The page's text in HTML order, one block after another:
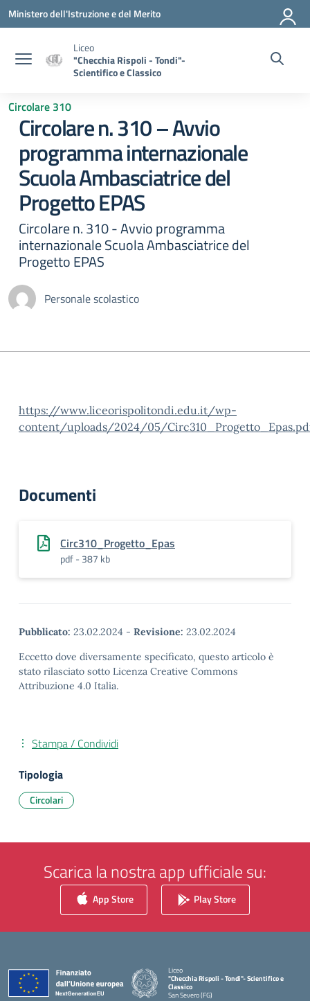
Vai ai contenuti
Vai al menu di navigazione
Vai al footer
Ministero dell'Istruzione e del Merito
Liceo
"Checchia Rispoli - Tondi"-
Scientifico e Classico
Circolare 310
Circolare n. 310 – Avvio
programma internazionale
Scuola Ambasciatrice del
Progetto EPAS
Circolare n. 310 - Avvio programma
internazionale Scuola Ambasciatrice del
Progetto EPAS
Personale scolastico
https://www.liceorispolitondi.edu.it/wp-
content/uploads/2024/05/
Documenti
Circ310_Progetto_Epas
pdf - 387 kb
Pubblicato: 23.02.2024 - Revisione: 23.02.2024
Eccetto dove diversamente specificato, questo articolo è
stato rilasciato sotto Licenza Creative Commons
Attribuzione 4.0 Italia.
Stampa / Condividi
Tipologia
Circolari
Scarica la nostra app ufficiale su:
App Store Play Store
Liceo
"Checchia Rispoli - Tondi"- Scientifico e
Classico
San Severo (FG)